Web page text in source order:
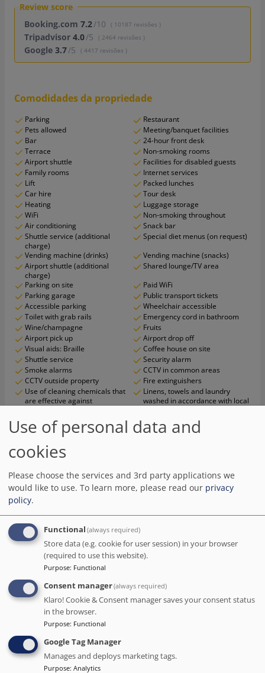
Review score
Booking.com 7.2/10 ( 10187 revisões )
Tripadvisor 4.0/5 ( 2464 revisões )
Google 3.7/5 ( 4417 revisões )
Comodidades da propriedade
Parking
Restaurant
Pets allowed
Meeting/banquet facilities
Bar
24-hour front desk
Terrace
Non-smoking rooms
Airport shuttle
Facilities for disabled guests
Family rooms
Internet services
Lift
Packed lunches
Car hire
Tour desk
Heating
Luggage storage
WiFi
Non-smoking throughout
Air conditioning
Snack bar
Shuttle service (additional
charge)
Special diet menus (on request)
Vending machine (drinks)
Vending machine (snacks)
Airport shuttle (additional
charge)
Shared lounge/TV area
Parking on site
Paid WiFi
Parking garage
Public transport tickets
Accessible parking
Wheelchair accessible
Toilet with grab rails
Emergency cord in bathroom
Wine/champagne
Fruits
Airport pick up
Airport drop off
Visual aids: Braille
Coffee house on site
Shuttle service
Security alarm
Smoke alarms
CCTV in common areas
CCTV outside property
Fire extinguishers
Use of cleaning chemicals that
are effective against
Linens, towels and laundry
washed in accordance with local
Guest accommodation is
disinfected between stays
Physical distancing in dining
areas
Staff follow all safety protocols
as directed by local authorities
Process in place to check health
Cashless payment available
Physical distancing rules
followed
placed between staff and guests
in appropriate areas
Property is cleaned by
professional cleaning
companies
sanitized
Guests have the option to cancel
any cleaning services for their
accommodation during their
stay
Breakfast takeaway containers
Delivered food is securely
covered
Access to health care
professionals
Comentários
Escape24689126718
Use of personal data and
cookies
Please choose the services and 3rd party applications we
would like to use. To learn more, please read our privacy
policy.
Functional (always required)
Store data (e.g. cookie for user session) in your browser
(required to use this website).
Purpose: Functional
Consent manager(always required)
Klaro! Cookie & Consent manager saves your consent status
in the browser.
Purpose: Functional
Google Tag Manager
Manages and deploys marketing tags.
Purpose: Analytics